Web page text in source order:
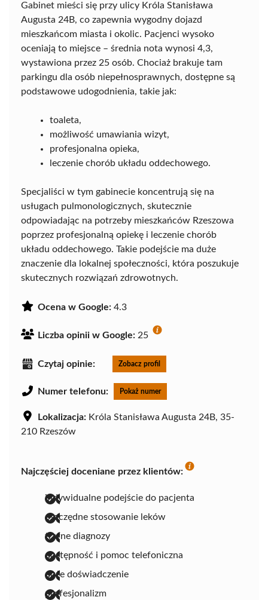
Gabinet mieści się przy ulicy Króla Stanisława
Augusta 24B, co zapewnia wygodny dojazd
mieszkańcom miasta i okolic. Pacjenci wysoko
oceniają to miejsce – średnia nota wynosi 4,3,
wystawiona przez 25 osób. Chociaż brakuje tam
parkingu dla osób niepełnosprawnych, dostępne są
podstawowe udogodnienia, takie jak:
toaleta,
możliwość umawiania wizyt,
profesjonalna opieka,
leczenie chorób układu oddechowego.
Specjaliści w tym gabinecie koncentrują się na
usługach pulmonologicznych, skutecznie
odpowiadając na potrzeby mieszkańców Rzeszowa
poprzez profesjonalną opiekę i leczenie chorób
układu oddechowego. Takie podejście ma duże
znaczenie dla lokalnej społeczności, która poszukuje
skutecznych rozwiązań zdrowotnych.
Ocena w Google: 4.3
Liczba opinii w Google: 25
Czytaj opinie: Zobacz profil
Numer telefonu: Pokaż numer
Lokalizacja: Króla Stanisława Augusta 24B, 35-
210 Rzeszów
Najczęściej doceniane przez klientów:
indywidualne podejście do pacjenta
oszczędne stosowanie leków
trafne diagnozy
dostępność i pomoc telefoniczna
duże doświadczenie
profesjonalizm